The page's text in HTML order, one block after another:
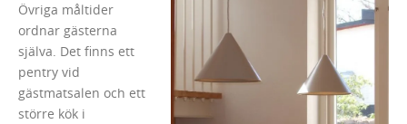
Övriga måltider
ordnar gästerna
själva. Det finns ett
pentry vid
gästmatsalen och ett
större kök i